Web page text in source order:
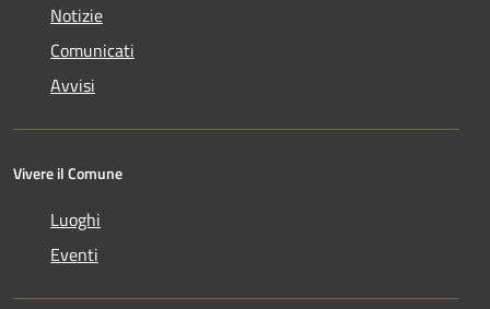
Notizie
Comunicati
Avvisi
Vivere il Comune
Luoghi
Eventi